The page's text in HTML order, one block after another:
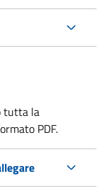
tutta la
PDF.